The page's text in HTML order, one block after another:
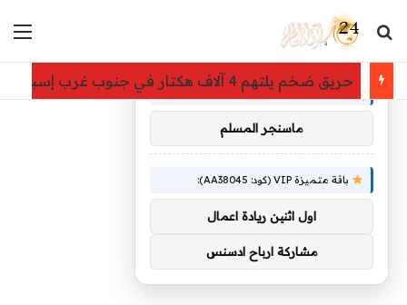
بحث عن
حريق ضخم يلتهم 4 آلاف هكتار في جنوب غرب إسبانيا
توصيات :
باقة متميزة VIP (كود: AA26790):
ماسنجر المسلم
باقة متميزة VIP (كود: AA38045):
اول اثنين ريادة اعمال
مشاركة ارباح ادسنس